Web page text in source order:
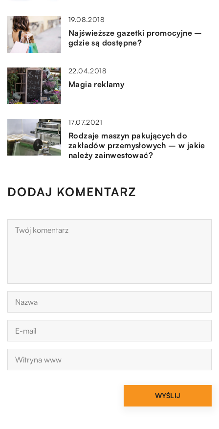
19.08.2018
Najświeższe gazetki promocyjne –
gdzie są dostępne?
22.04.2018
Magia reklamy
17.07.2021
Rodzaje maszyn pakujących do
zakładów przemysłowych – w jakie
należy zainwestować?
DODAJ KOMENTARZ